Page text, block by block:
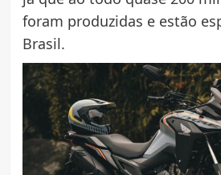
foram produzidas e estão
Brasil.